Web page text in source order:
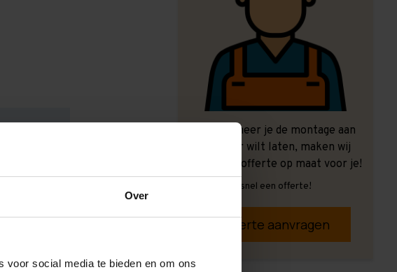
Over
voor social media te bieden en om ons
Ook wanneer je de montage aan
ons over wilt laten, maken wij
graag een offerte op maat voor je!
Vrijblijvend, snel een offerte!
Offerte aanvragen